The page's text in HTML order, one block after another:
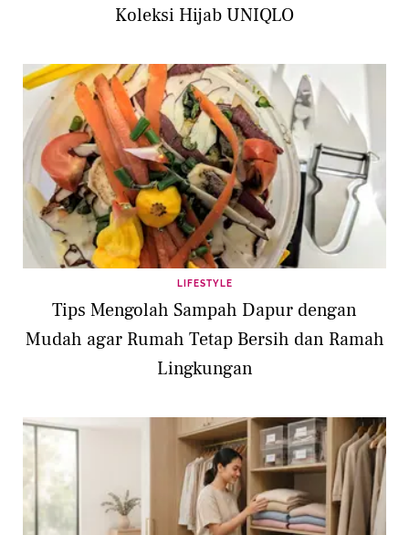
Koleksi Hijab UNIQLO
LIFESTYLE
Tips Mengolah Sampah Dapur dengan
Mudah agar Rumah Tetap Bersih dan Ramah
Lingkungan